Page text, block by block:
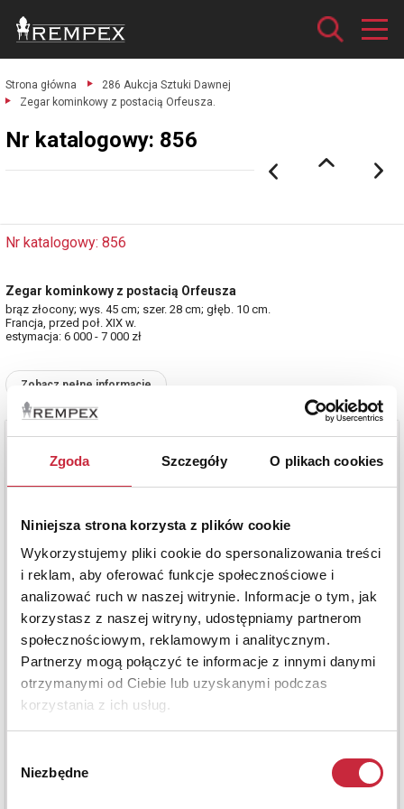
Zgoda Szczegóły O plikach cookies
Niniejsza strona korzysta z plików cookie
Wykorzystujemy pliki cookie do spersonalizowania treści
i reklam, aby oferować funkcje społecznościowe i
analizować ruch w naszej witrynie. Informacje o tym, jak
korzystasz z naszej witryny, udostępniamy partnerom
społecznościowym, reklamowym i analitycznym.
Partnerzy mogą połączyć te informacje z innymi danymi
otrzymanymi od Ciebie lub uzyskanymi podczas
korzystania z ich usług.
zgody
Niezbędne
Strona główna
286 Aukcja Sztuki Dawnej
Zegar kominkowy z postacią Orfeusza.
Nr katalogowy: 856
Nr katalogowy: 856
Zegar kominkowy z postacią Orfeusza
brąz złocony; wys. 45 cm; szer. 28 cm; głęb. 10 cm.
Francja, przed poł. XIX w.
estymacja: 6 000 - 7 000 zł
Zobacz pełne informacje